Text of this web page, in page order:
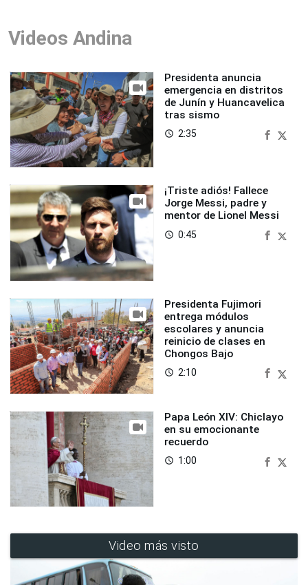
Videos Andina
Presidenta anuncia
emergencia en distritos
de Junín y Huancavelica
tras sismo
access_time 2:35
¡Triste adiós! Fallece
Jorge Messi, padre y
mentor de Lionel Messi
access_time 0:45
Presidenta Fujimori
entrega módulos
escolares y anuncia
reinicio de clases en
Chongos Bajo
access_time 2:10
Papa León XIV: Chiclayo
en su emocionante
recuerdo
access_time 1:00
Video más visto